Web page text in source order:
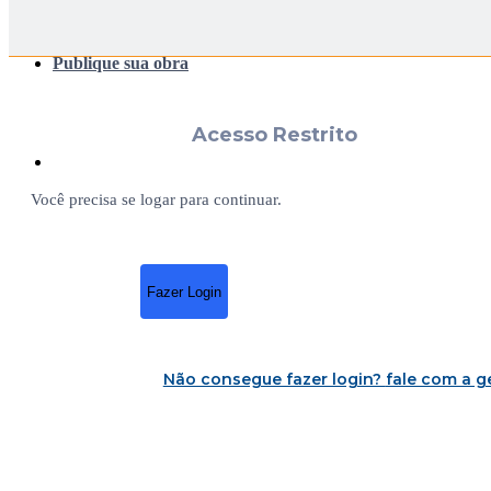
Publique sua obra
Acesso Restrito
Você precisa se logar para continuar.
Fazer Login
Não consegue fazer login? fale com a